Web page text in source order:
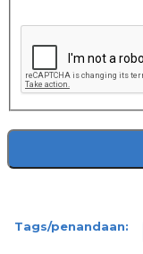
Tags/penandaan: